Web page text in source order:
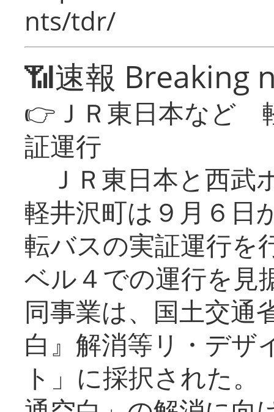
nts/tdr/
📶速報 Breaking
👉ＪＲ東日本など
証運行
ＪＲ東日本と西武
軽井沢町は９月６日
転バスの実証運行を
ベル４での運行を見
同事業は、国土交通
白』解消等リ・デザ
ト」に採択された